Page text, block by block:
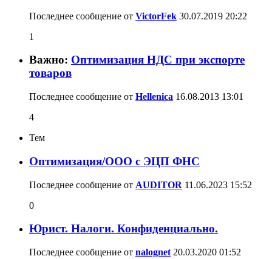
Последнее сообщение от VictorFek 30.07.2019 20:22
1
Важно: Оптимизация НДС при экспорте
товаров
Последнее сообщение от Hellenica 16.08.2013 13:01
4
Тем
Оптимизация/ООО с ЭЦП ФНС
Последнее сообщение от AUDITOR 11.06.2023 15:52
0
Юрист. Налоги. Конфиденциально.
Последнее сообщение от nalognet 20.03.2020 01:52